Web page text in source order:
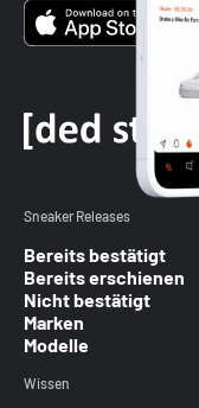
Sneaker Releases
Bereits bestätigt
Bereits erschienen
Nicht bestätigt
Marken
Modelle
Wissen